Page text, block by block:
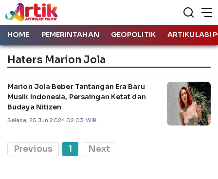
HOME PEMERINTAHAN GEOPOLITIK ARTIKULASI
Haters Marion Jola
Marion Jola Beber Tantangan Era Baru
Musik Indonesia, Persaingan Ketat dan
Budaya Nitizen
Selasa, 25 Jun 2024 02:03 WIB
Previous 1 Next